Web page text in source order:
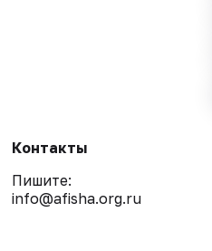
Контакты
Пишите:
info@afisha.org.ru